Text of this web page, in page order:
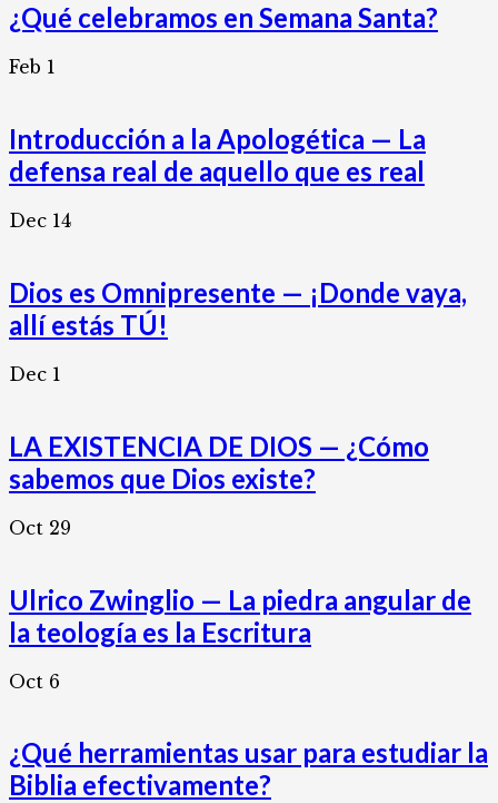
¿Qué celebramos en Semana Santa?
Feb 1
Introducción a la Apologética — La
defensa real de aquello que es real
Dec 14
Dios es Omnipresente — ¡Donde vaya,
allí estás TÚ!
Dec 1
LA EXISTENCIA DE DIOS — ¿Cómo
sabemos que Dios existe?
Oct 29
Ulrico Zwinglio — La piedra angular de
la teología es la Escritura
Oct 6
¿Qué herramientas usar para estudiar la
Biblia efectivamente?